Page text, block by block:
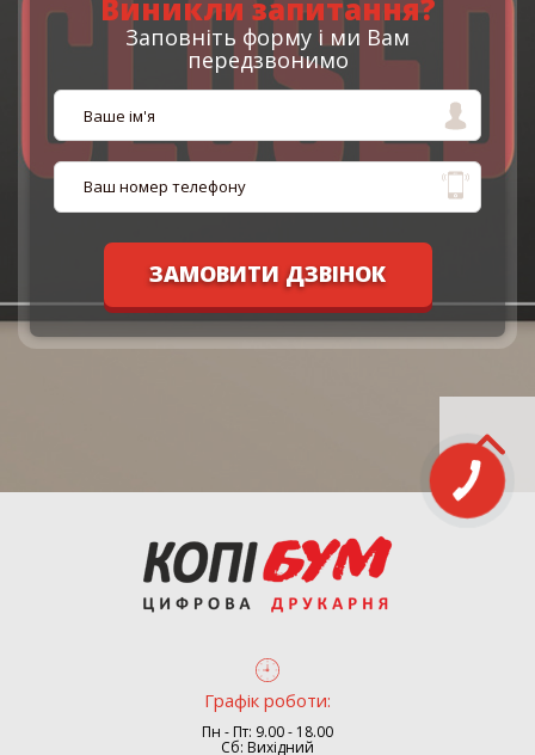
Виникли запитання?
Заповніть форму і ми Вам
передзвонимо
ЗАМОВИТИ ДЗВІНОК
Графік роботи:
Пн - Пт: 9.00 - 18.00
Сб: Вихідний